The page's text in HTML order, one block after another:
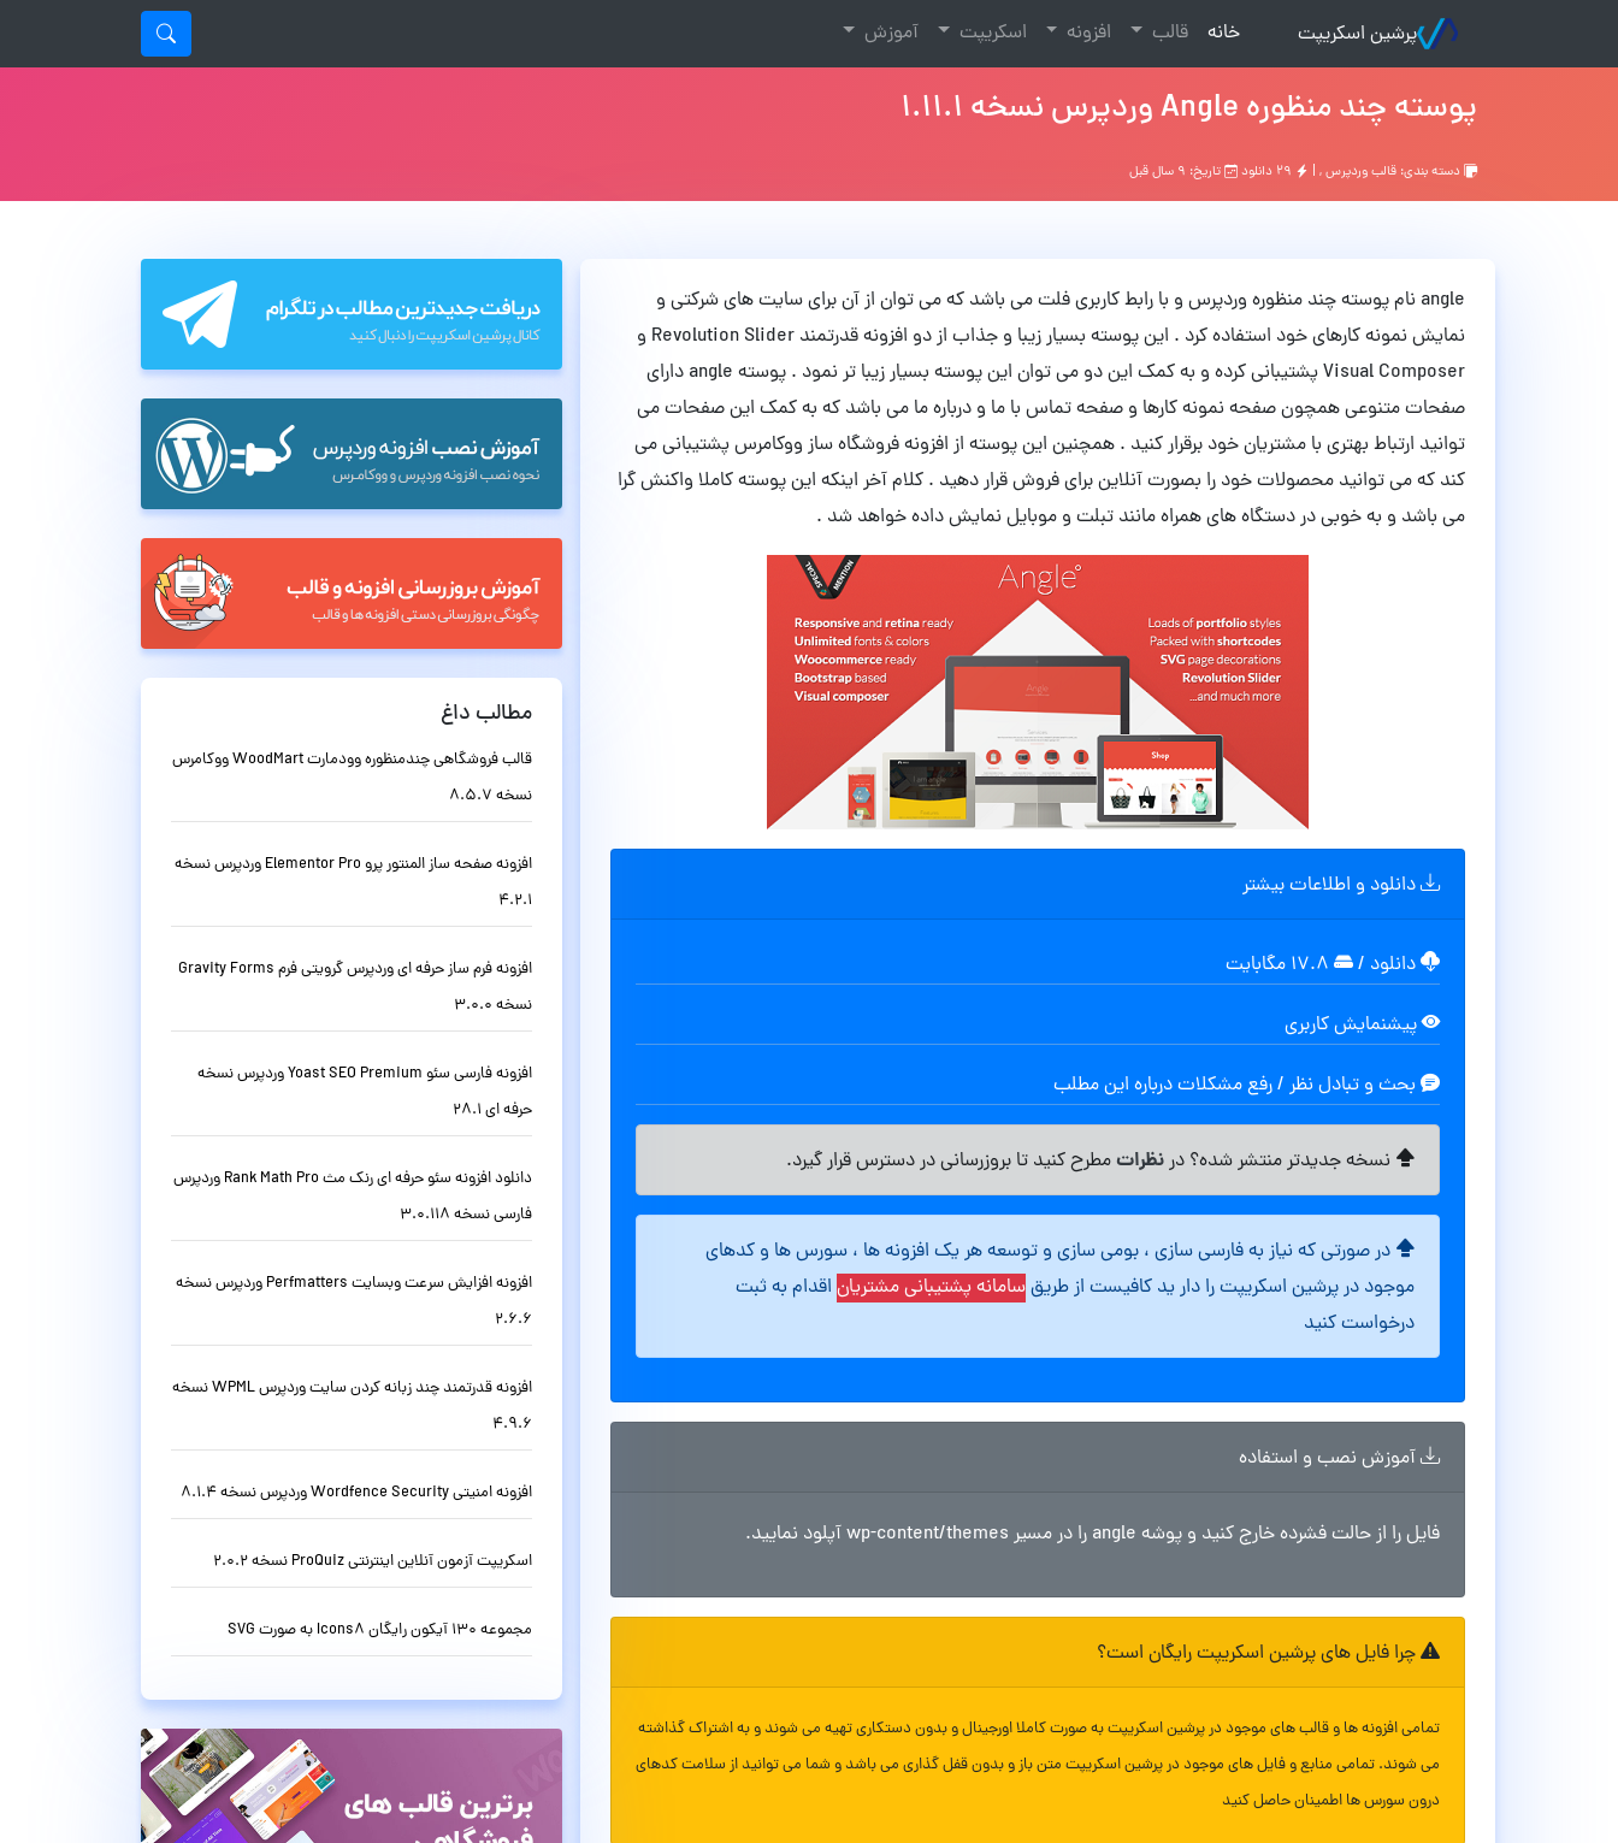
پرشین اسکریپت خانه
(current) قالب افزونه اسکریپت آموزش
پوسته چند منظوره Angle وردپرس نسخه 1.11.1
دسته بندی: قالب وردپرس, | تاریخ: ۹ سال قبل
angle نام پوسته چند منظوره وردپرس و با رابط کاربری فلت می باشد که می توان از آن برای سایت های شرکتی و
نمایش نمونه کارهای خود استفاده کرد . این پوسته بسیار زیبا و جذاب از دو افزونه قدرتمند Revolution Slider و
Visual Composer پشتیبانی کرده و به کمک این دو می توان این پوسته بسیار زیبا تر نمود . پوسته angle دارای
صفحات متنوعی همچون صفحه نمونه کارها و صفحه تماس با ما و درباره ما می باشد که به کمک این صفحات می
توانید ارتباط بهتری با مشتریان خود برقرار کنید . همچنین این پوسته از افزونه فروشگاه ساز ووکامرس پشتیبانی می
کند که می توانید محصولات خود را بصورت آنلاین برای فروش قرار دهید . کلام آخر اینکه این پوسته کاملا واکنش گرا
می باشد و به خوبی در دستگاه های همراه مانند تبلت و موبایل نمایش داده خواهد شد .
دانلود و اطلاعات بیشتر
دانلود /
پیشنمایش کاربری
بحث و تبادل نظر / رفع مشکلات درباره این مطلب
نسخه جدیدتر منتشر شده؟ درنظراتمطرح کنید تا بروزرسانی در دسترس قرار گیرد.
در صورتی که نیاز به فارسی سازی ، بومی سازی و توسعه هر یک افزونه ها ، سورس ها و کدهای
موجود در پرشین اسکریپت را دار ید کافیست از طریقسامانه پشتیبانی مشتریان اقدام به ثبت
درخواست کنید
آموزش نصب و استفاده
فایل را از حالت فشرده خارج کنید و پوشه angle را در مسیر wp-content/themes آپلود نمایید.
چرا فایل های پرشین اسکریپت رایگان است؟
تمامی افزونه ها و قالب های موجود در پرشین اسکریپت به صورت کاملا اورجینال و بدون دستکاری تهیه می شوند و به اشتراک گذاشته
می شوند. تمامی منابع و فایل های موجود در پرشین اسکریپت متن باز و بدون قفل گذاری می باشد و شما می توانید از سلامت کدهای
درون سورس ها اطمینان حاصل کنید
مطالب داغ
قالب فروشگاهی چندمنظوره وودمارت WoodMart ووکامرس
نسخه 8.5.7
افزونه صفحه ساز المنتور پرو Elementor Pro وردپرس نسخه
4.2.1
افزونه فرم ساز حرفه ای وردپرس گرویتی فرم Gravity Forms
نسخه 3.0.0
افزونه فارسی سئو Yoast SEO Premium وردپرس نسخه
حرفه ای 28.1
دانلود افزونه سئو حرفه ای رنک مث Rank Math Pro وردپرس
فارسی نسخه 3.0.118
افزونه افزایش سرعت وبسایت Perfmatters وردپرس نسخه
2.6.6
افزونه قدرتمند چند زبانه کردن سایت وردپرس WPML نسخه
4.9.6
افزونه امنیتی Wordfence Security وردپرس نسخه 8.1.4
اسکریپت آزمون آنلاین اینترنتی ProQuiz نسخه 2.0.2
مجموعه 130 آیکون رایگان Icons8 به صورت SVG